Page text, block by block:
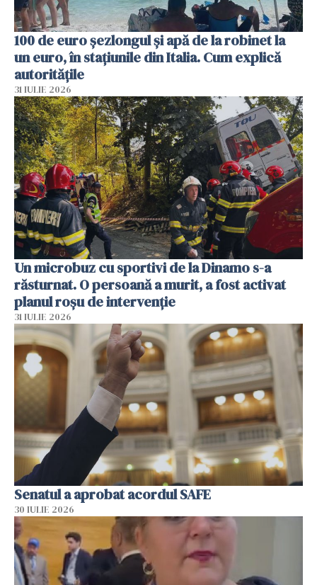
100 de euro șezlongul și apă de la robinet la
un euro, în stațiunile din Italia. Cum explică
autoritățile
31 IULIE 2026
Un microbuz cu sportivi de la Dinamo s-a
răsturnat. O persoană a murit, a fost activat
planul roșu de intervenție
31 IULIE 2026
Senatul a aprobat acordul SAFE
30 IULIE 2026